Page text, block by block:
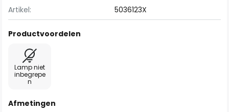
Artikel: 5036123X
Productvoordelen
Lamp niet
inbegrepe
n
Afmetingen